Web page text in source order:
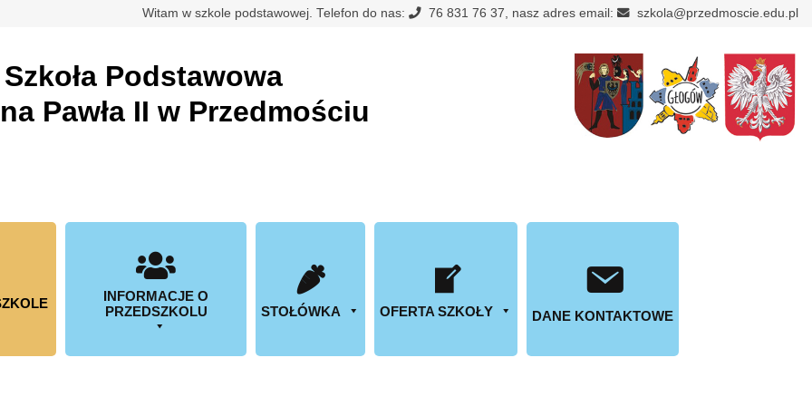
Witam w szkole podstawowej. Telefon do nas: 76 831 76 37, nasz adres email: szkola@przedmoscie.edu.pl
Szkoła Podstawowa
Pawła II w Przedmościu
INFORMACJE O
PRZEDSZKOLU
STOŁÓWKA OFERTA SZKOŁY DANE KONTAKTOWE